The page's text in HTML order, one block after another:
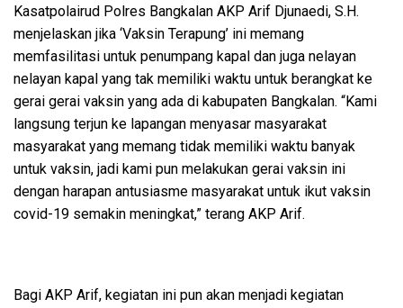
Kasatpolairud Polres Bangkalan AKP Arif Djunaedi, S.H.
menjelaskan jika ‘Vaksin Terapung’ ini memang
memfasilitasi untuk penumpang kapal dan juga nelayan
nelayan kapal yang tak memiliki waktu untuk berangkat ke
gerai gerai vaksin yang ada di kabupaten Bangkalan. “Kami
langsung terjun ke lapangan menyasar masyarakat
masyarakat yang memang tidak memiliki waktu banyak
untuk vaksin, jadi kami pun melakukan gerai vaksin ini
dengan harapan antusiasme masyarakat untuk ikut vaksin
covid-19 semakin meningkat,” terang AKP Arif.
Bagi AKP Arif, kegiatan ini pun akan menjadi kegiatan